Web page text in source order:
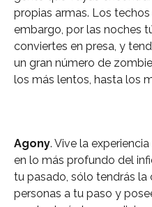
propias armas. Los
embargo, por las noches
conviertes en presa, y
un gran número de
los más lentos, hasta los
Agony. Vive la
en lo más profundo del
tu pasado, sólo tendrás
personas a tu paso y